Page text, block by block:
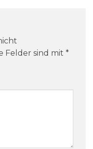
Felder sind mit *